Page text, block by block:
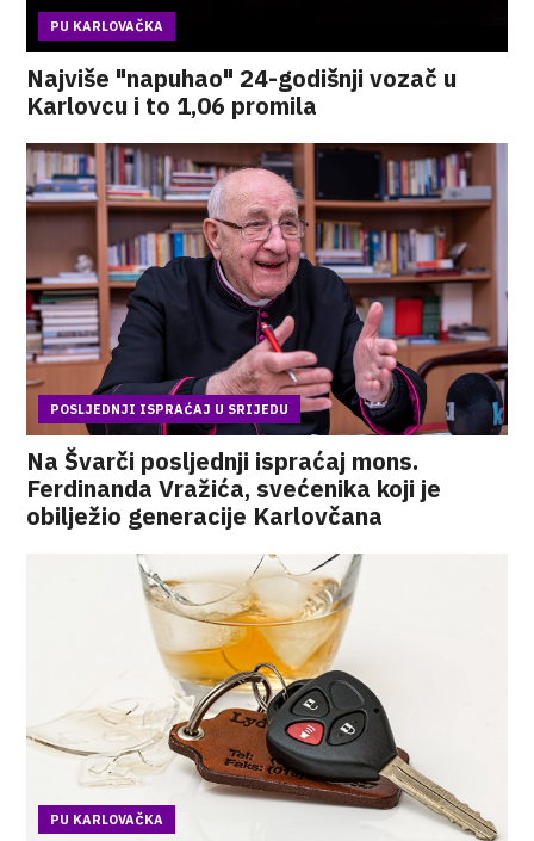
PU KARLOVAČKA
Najviše "napuhao" 24-godišnji vozač u
Karlovcu i to 1,06 promila
POSLJEDNJI ISPRAĆAJ U SRIJEDU
Na Švarči posljednji ispraćaj mons.
Ferdinanda Vražića, svećenika koji je
obilježio generacije Karlovčana
PU KARLOVAČKA